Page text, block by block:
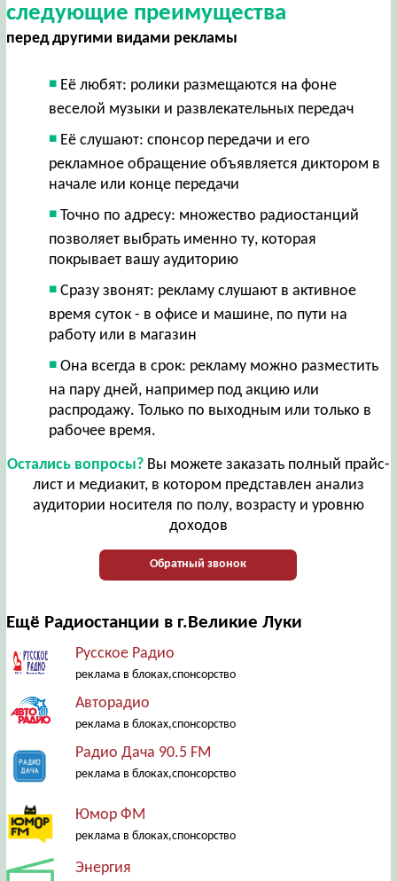
следующие преимущества
перед другими видами рекламы
Её любят: ролики размещаются на фоне
веселой музыки и развлекательных передач
Её слушают: спонсор передачи и его
рекламное обращение объявляется диктором в
начале или конце передачи
Точно по адресу: множество радиостанций
позволяет выбрать именно ту, которая
покрывает вашу аудиторию
Сразу звонят: рекламу слушают в активное
время суток - в офисе и машине, по пути на
работу или в магазин
Она всегда в срок: рекламу можно разместить
на пару дней, например под акцию или
распродажу. Только по выходным или только в
рабочее время.
Остались вопросы?Вы можете заказать полный прайс-
лист и медиакит, в котором представлен анализ
аудитории носителя по полу, возрасту и уровню
доходов
Обратный звонок
Ещё Радиостанции в г.Великие Луки
Русское Радио
реклама в блоках,спонсорство
Авторадио
реклама в блоках,спонсорство
Радио Дача 90.5 FM
реклама в блоках,спонсорство
Юмор ФМ
реклама в блоках,спонсорство
Энергия